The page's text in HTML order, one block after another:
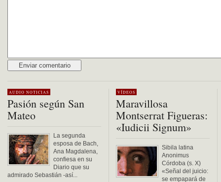
AUDIO NOTICIAS
Pasión según San
Mateo
La segunda
esposa de Bach,
Ana Magdalena,
confiesa en su
Diario que su
admirado Sebastián -así...
VÍDEOS
Maravillosa
Montserrat Figueras:
«Iudicii Signum»
Sibila latina
Anonimus
Córdoba (s. X)
«Señal del juicio:
se empapará de